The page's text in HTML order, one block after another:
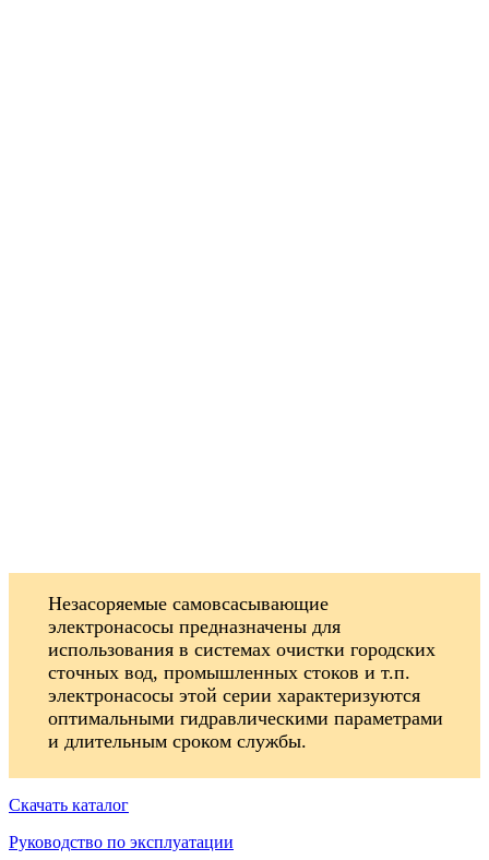
Незасоряемые самовсасывающие
электронасосы предназначены для
использования в системах очистки городских
сточных вод, промышленных стоков и т.п.
электронасосы этой серии характеризуются
оптимальными гидравлическими параметрами
и длительным сроком службы.
Скачать каталог
Руководство по эксплуатации